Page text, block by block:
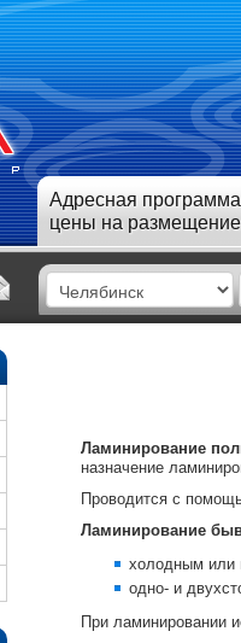
Адресная
цены на размещение
Ламинирование
назначение
Проводится с
Ламинирование
холодным или
одно- и
При ламинировании